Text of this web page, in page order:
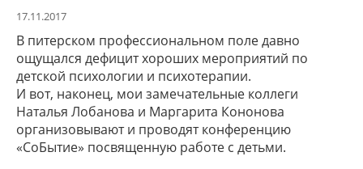
17.11.2017
В питерском профессиональном поле давно
ощущался дефицит хороших мероприятий по
детской психологии и психотерапии.
И вот, наконец, мои замечательные коллеги
Наталья Лобанова и Маргарита Кононова
организовывают и проводят конференцию
«СоБытие» посвященную работе с детьми.